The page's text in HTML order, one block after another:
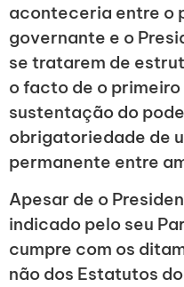
aconteceria entre o
governante e o
se tratarem de
o facto de o primeiro
sustentação do
obrigatoriedade de
permanente entre
Apesar de o
indicado pelo seu
cumpre com os
não dos Estatutos